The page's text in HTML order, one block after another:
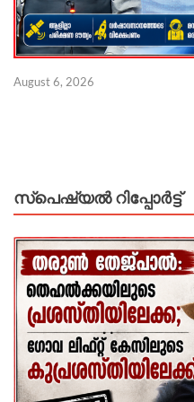
August 6, 2026
സ്പെഷ്യൽ റിപ്പോര്‍ട്ട്